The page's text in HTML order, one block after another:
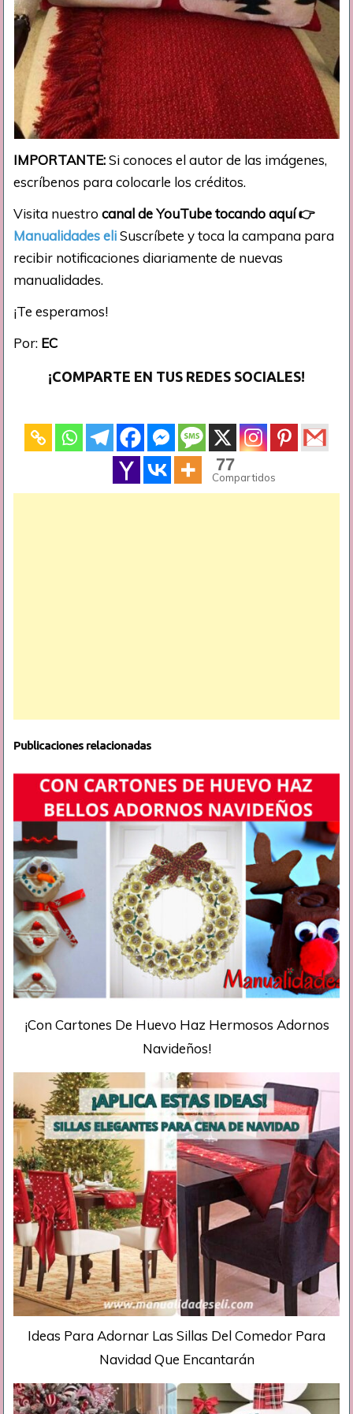
IMPORTANTE:Si conoces el autor de las imágenes,
escríbenos para colocarle los créditos.
Visita nuestrocanal de YouTube tocando aquí👉
Manualidades eliSuscríbete y toca la campana para
recibir notificaciones diariamente de nuevas
manualidades.
¡Te esperamos!
Por: EC
¡COMPARTE EN TUS REDES SOCIALES!
77
Compartidos
Publicaciones relacionadas
¡Con Cartones De Huevo Haz Hermosos Adornos
Navideños!
Ideas Para Adornar Las Sillas Del Comedor Para
Navidad Que Encantarán